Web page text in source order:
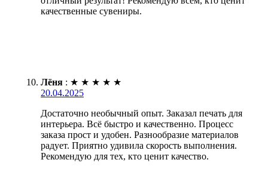
качественные сувениры.
Лёня : ★ ★ ★ ★ ★
20.04.2025
Достаточно необычный опыт. Заказал печать для
интерьера. Всё быстро и качественно. Процесс
заказа прост и удобен. Разнообразие материалов
радует. Приятно удивила скорость выполнения.
Рекомендую для тех, кто ценит качество.